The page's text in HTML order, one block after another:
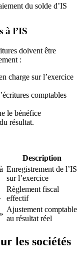
du solde d’IS
à l’IS
doivent être
:
charge sur l’exercice
comptables
le bénéfice
résultat.
Description
Enregistrement de l’IS
sur l’exercice
Règlement fiscal
effectif
Ajustement comptable
au résultat réel
les sociétés